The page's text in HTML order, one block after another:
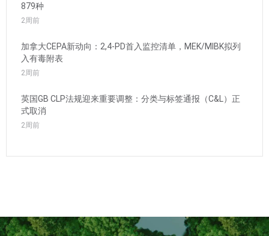
879种
2周前
加拿大CEPA新动向：2,4-PD首入监控清单，MEK/MIBK拟列
入有毒附表
2周前
英国GB CLP法规迎来重要调整：分类与标签通报（C&L）正
式取消
2周前